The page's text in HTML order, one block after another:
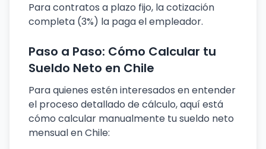
Para contratos a plazo fijo, la cotización
completa (3%) la paga el empleador.
Paso a Paso: Cómo Calcular tu
Sueldo Neto en Chile
Para quienes estén interesados en entender
el proceso detallado de cálculo, aquí está
cómo calcular manualmente tu sueldo neto
mensual en Chile: